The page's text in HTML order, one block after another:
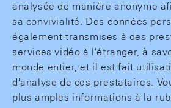
analysée de manière anonyme
sa convivialité. Des données
également transmises à des
services vidéo à l'étranger, à
monde entier, et il est fait
d'analyse de ces prestataires.
plus amples informations à la